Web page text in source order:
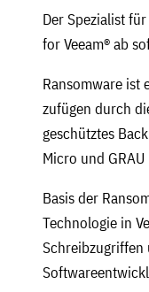
Der Spezialist
for Veeam® ab
Ransomware ist
zufügen durch
geschütztes
Micro und GRAU
Basis der
Technologie in
Schreibzugriffen